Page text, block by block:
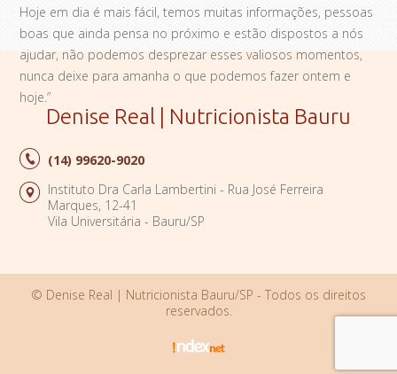
Hoje em dia é mais fácil, temos muitas informações, pessoas
boas que ainda pensa no próximo e estão dispostos a nós
ajudar, não podemos desprezar esses valiosos momentos,
nunca deixe para amanha o que podemos fazer ontem e
hoje.”
Denise Real | Nutricionista Bauru
(14) 99620-9020
Instituto Dra Carla Lambertini - Rua José Ferreira
Marques, 12-41
Vila Universitária - Bauru/SP
© Denise Real | Nutricionista Bauru/SP - Todos os direitos
reservados.